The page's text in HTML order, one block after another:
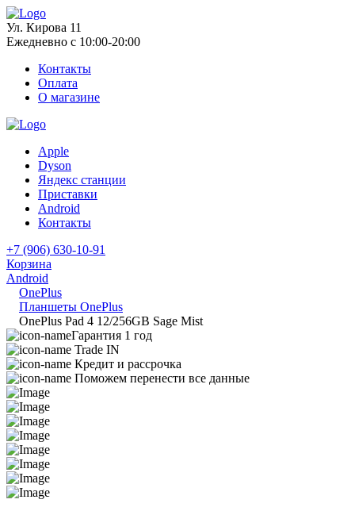
Ул. Кирова 11
Ежедневно с 10:00-20:00
Контакты
Оплата
О магазине
Apple
Dyson
Яндекс станции
Приставки
Android
Контакты
+7 (906) 630-10-91
Корзина
Android
OnePlus
Планшеты OnePlus
OnePlus Pad 4 12/256GB Sage Mist
Гарантия 1 год
Trade IN
Кредит и рассрочка
Поможем перенести все данные